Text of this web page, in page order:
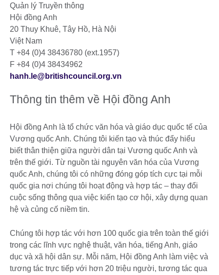
Quản lý Truyền thông
Hội đồng Anh
20 Thuy Khuê, Tây Hồ, Hà Nội
Việt Nam
T +84 (0)4 38436780 (ext.1957)
F +84 (0)4 38434962
hanh.le@britishcouncil.org.vn
Thông tin thêm về Hội đồng Anh
Hội đồng Anh là tổ chức văn hóa và giáo dục quốc tế của
Vương quốc Anh. Chúng tôi kiến tạo và thúc đẩy hiểu
biết thân thiện giữa người dân tại Vương quốc Anh và
trên thế giới. Từ nguồn tài nguyên văn hóa của Vương
quốc Anh, chúng tôi có những đóng góp tích cực tại mỗi
quốc gia nơi chúng tôi hoạt động và hợp tác – thay đổi
cuộc sống thông qua việc kiến tạo cơ hội, xây dựng quan
hệ và củng cố niềm tin.
Chúng tôi hợp tác với hơn 100 quốc gia trên toàn thế giới
trong các lĩnh vực nghệ thuật, văn hóa, tiếng Anh, giáo
dục và xã hội dân sự. Mỗi năm, Hội đồng Anh làm việc và
tương tác trực tiếp với hơn 20 triệu người, tương tác qua